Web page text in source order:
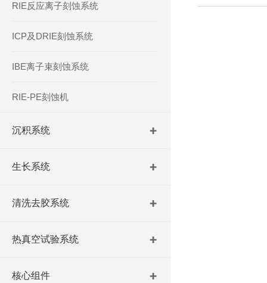
RIE反应离子刻蚀系统
ICP及DRIE刻蚀系统
IBE离子束刻蚀系统
RIE-PE刻蚀机
沉积系统
生长系统
清洗去胶系统
热真空试验系统
核心组件